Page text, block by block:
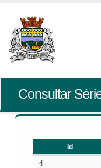
Consultar
Id
4